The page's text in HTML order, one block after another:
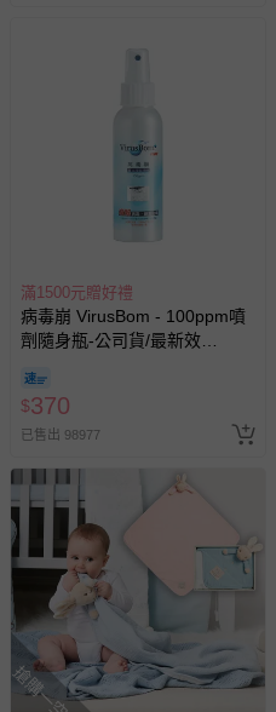
滿1500元贈好禮
病毒崩 VirusBom - 100ppm噴
劑隨身瓶-公司貨/最新效
$370
已售出 98977
搶購一空